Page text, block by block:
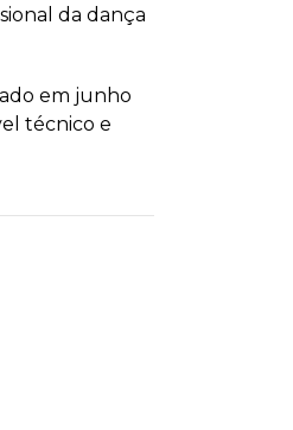
da dança
em junho
técnico e